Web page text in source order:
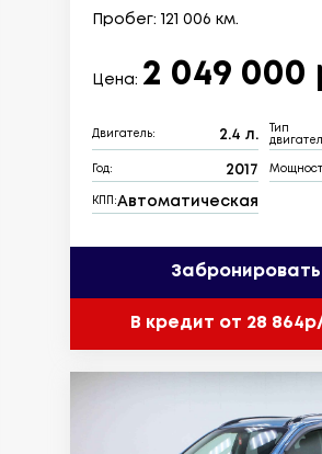
Пробег: 121 006 км.
Цена: 2 049 000
Двигатель: 2.4 л.
Тип
Год: 2017
КПП:Автоматическая
Забронировать
В кредит от 28